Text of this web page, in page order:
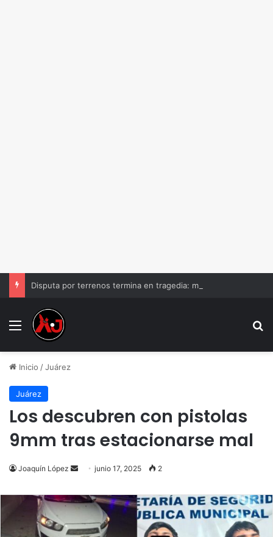
Menu
Inicio /Juárez
Juárez
Los descubren con pistolas
9mm tras estacionarse mal
Joaquín López
Send
email
junio 17, 2025 2